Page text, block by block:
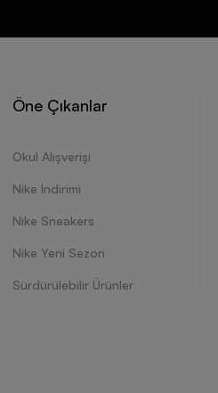
Öne Çıkanlar
Okul Alışverişi
Nike İndirimi
Nike Sneakers
Nike Yeni Sezon
Sürdürülebilir Ürünler